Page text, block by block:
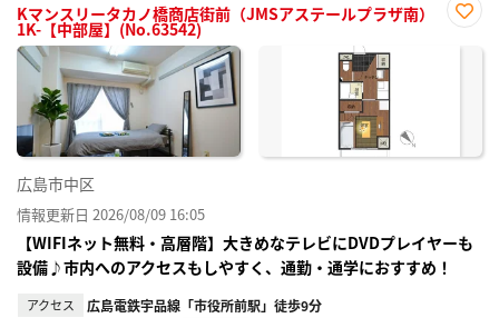
Kマンスリータカノ橋商店街前（JMSアステールプラザ南）
1K-【中部屋】(No.63542)
に入
広島市中区
情報更新日 2026/08/09 16:05
【WIFIネット無料・高層階】大きめなテレビにDVDプレイヤーも
設備♪市内へのアクセスもしやすく、通勤・通学におすすめ！
アクセス 広島電鉄宇品線「市役所前駅」徒歩9分